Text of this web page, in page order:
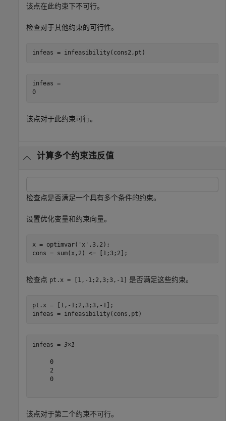
该点在此约束下不可行。
检查对于其他约束的可行性。
infeas = infeasibility(cons2,pt)
infeas =
0
该点对于此约束可行。
计算多个约束违反值
检查点是否满足一个具有多个条件的约束。
设置优化变量和约束向量。
x = optimvar( 'x' ,3,2);
cons = sum(x,2) <= [1;3;2];
检查点 pt.x = [1,-1;2,3;3,-1] 是否满足这些约束。
pt.x = [1,-1;2,3;3,-1];
infeas = infeasibility(cons,pt)
infeas = 3×1
     0
     2
     0
该点对于第二个约束不可行。